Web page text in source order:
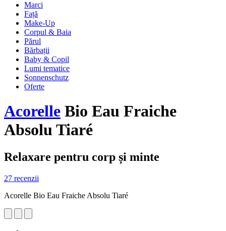
Marci
Față
Make-Up
Corpul & Baia
Părul
Bărbații
Baby & Copil
Lumi tematice
Sonnenschutz
Oferte
Acorelle Bio Eau Fraiche
Absolu Tiaré
Relaxare pentru corp și minte
27 recenzii
Acorelle Bio Eau Fraiche Absolu Tiaré